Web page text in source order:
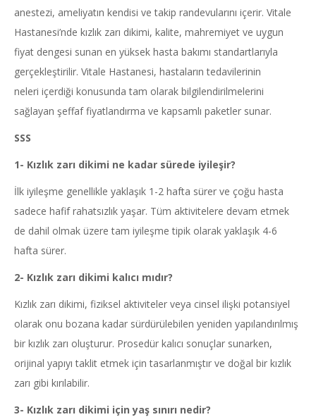
anestezi, ameliyatın kendisi ve takip randevularını içerir. Vitale
Hastanesi’nde kızlık zarı dikimi, kalite, mahremiyet ve uygun
fiyat dengesi sunan en yüksek hasta bakımı standartlarıyla
gerçekleştirilir. Vitale Hastanesi, hastaların tedavilerinin
neleri içerdiği konusunda tam olarak bilgilendirilmelerini
sağlayan şeffaf fiyatlandırma ve kapsamlı paketler sunar.
SSS
1- Kızlık zarı dikimi ne kadar sürede iyileşir?
İlk iyileşme genellikle yaklaşık 1-2 hafta sürer ve çoğu hasta
sadece hafif rahatsızlık yaşar. Tüm aktivitelere devam etmek
de dahil olmak üzere tam iyileşme tipik olarak yaklaşık 4-6
hafta sürer.
2- Kızlık zarı dikimi kalıcı mıdır?
Kızlık zarı dikimi, fiziksel aktiviteler veya cinsel ilişki potansiyel
olarak onu bozana kadar sürdürülebilen yeniden yapılandırılmış
bir kızlık zarı oluşturur. Prosedür kalıcı sonuçlar sunarken,
orijinal yapıyı taklit etmek için tasarlanmıştır ve doğal bir kızlık
zarı gibi kırılabilir.
3- Kızlık zarı dikimi için yaş sınırı nedir?